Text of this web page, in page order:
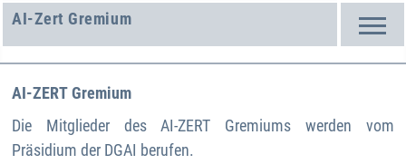
AI-Zert Gremium
AI-ZERTGremium
Die Mitglieder des AI-ZERT Gremiums werden vom
Präsidium der DGAI berufen.